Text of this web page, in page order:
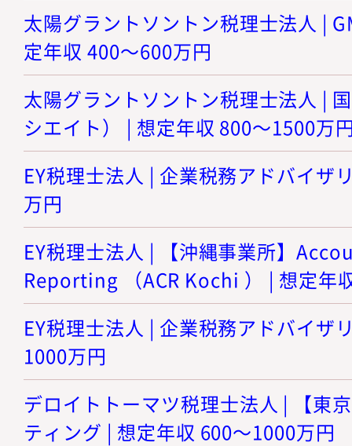
太陽グラントソントン税理士法人 |
定年収 400～600万円
太陽グラントソントン税理士法人 |
シエイト） | 想定年収 800～1500万
EY税理士法人 | 企業税務アドバイザ
万円
EY税理士法人 | 【沖縄事業所】
Reporting （ACR Kochi ） | 想定年
EY税理士法人 | 企業税務アドバイザ
1000万円
デロイトトーマツ税理士法人 | 【東
ティング | 想定年収 600～1000万円